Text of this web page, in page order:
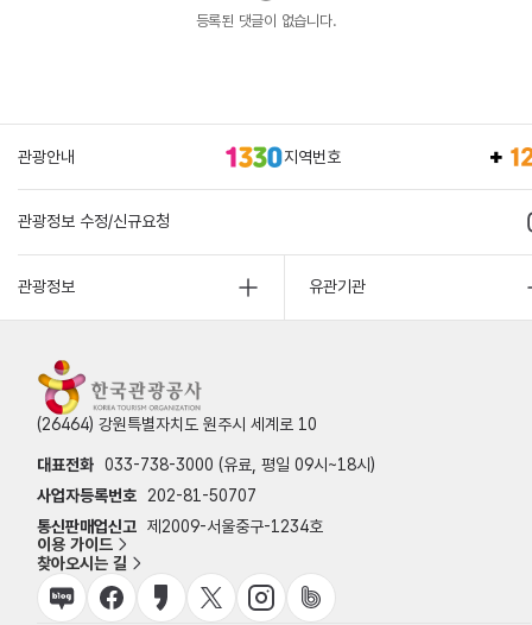
등록된 댓글이 없습니다.
관광안내 지역번호
관광정보 수정/신규요청
관광정보 유관기관
(26464) 강원특별자치도 원주시 세계로 10
대표전화 033-738-3000 (유료, 평일 09시~18시)
사업자등록번호
202-81-50707
통신판매업신고 제2009-서울중구-1234호
이용 가이드
찾아오시는 길